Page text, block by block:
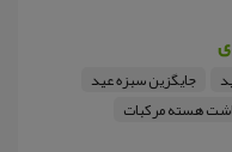
جایگزین سبزه عید
هسته مرکبات